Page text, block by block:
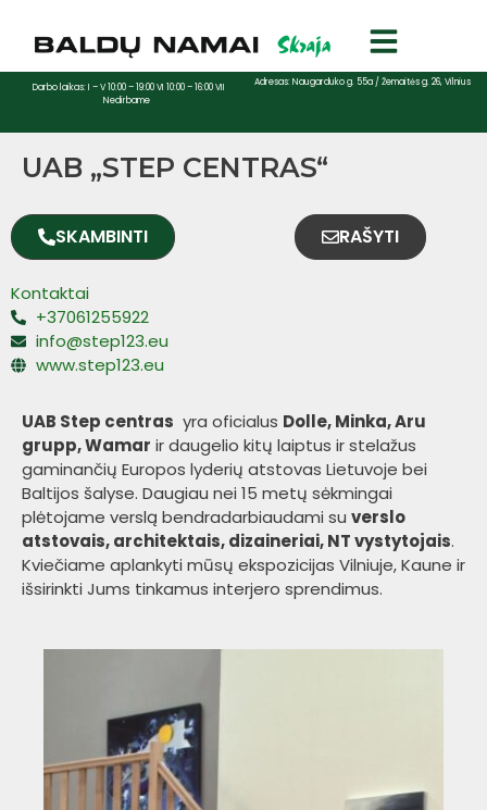
Darbo laikas: I – V 10:00 – 19:00 VI 10:00 – 16:00 VII
Nedirbame
Adresas: Naugarduko g. 55a / Žemaitės g. 26, Vilnius
UAB „STEP CENTRAS“
SKAMBINTI RAŠYTI
Kontaktai
+37061255922
info@step123.eu
www.step123.eu
UAB Step centras yra oficialus Dolle, Minka, Aru
grupp, Wamar ir daugelio kitų laiptus ir stelažus
gaminančių Europos lyderių atstovas Lietuvoje bei
Baltijos šalyse. Daugiau nei 15 metų sėkmingai
plėtojame verslą bendradarbiaudami su verslo
atstovais, architektais, dizaineriai, NT vystytojais.
Kviečiame aplankyti mūsų ekspozicijas Vilniuje, Kaune ir
išsirinkti Jums tinkamus interjero sprendimus.